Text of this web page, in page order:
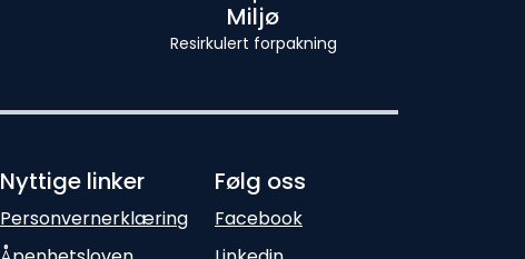
Miljø
Resirkulert forpakning
Nyttige linker
Personvernerklæring
Følg oss
Facebook